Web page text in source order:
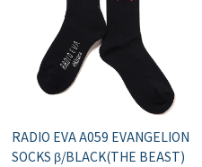
RADIO EVA A059 EVANGELION
SOCKS β/BLACK(THE BEAST)